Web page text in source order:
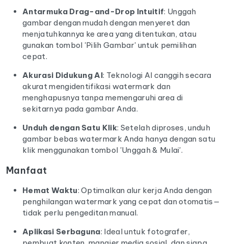
Antarmuka Drag-and-Drop Intuitif: Unggah
gambar dengan mudah dengan menyeret dan
menjatuhkannya ke area yang ditentukan, atau
gunakan tombol 'Pilih Gambar' untuk pemilihan
cepat.
Akurasi Didukung AI: Teknologi AI canggih secara
akurat mengidentifikasi watermark dan
menghapusnya tanpa memengaruhi area di
sekitarnya pada gambar Anda.
Unduh dengan Satu Klik: Setelah diproses, unduh
gambar bebas watermark Anda hanya dengan satu
klik menggunakan tombol 'Unggah & Mulai'.
Manfaat
Hemat Waktu: Optimalkan alur kerja Anda dengan
penghilangan watermark yang cepat dan otomatis—
tidak perlu pengeditan manual.
Aplikasi Serbaguna: Ideal untuk fotografer,